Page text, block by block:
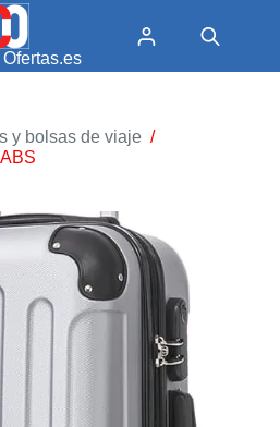
y bolsas de viaje /